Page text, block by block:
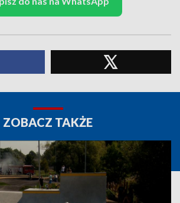
ZOBACZ TAKŻE